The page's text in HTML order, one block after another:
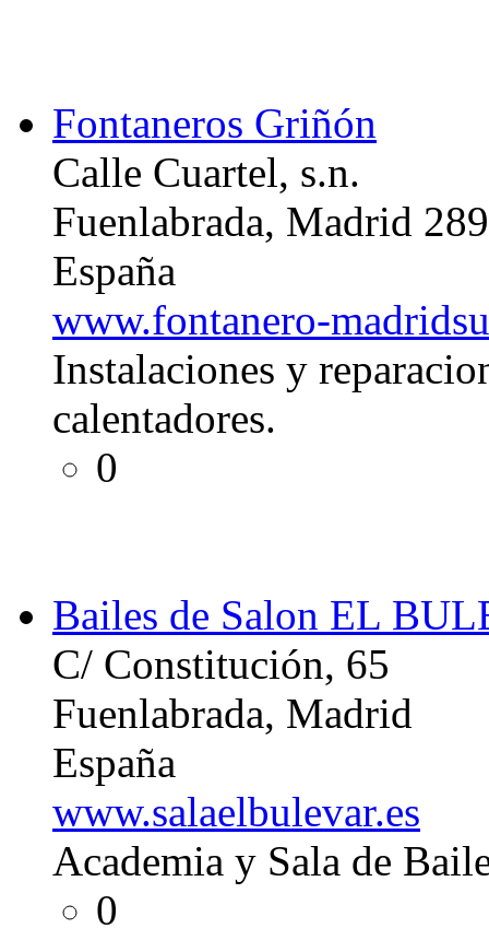
Fontaneros Griñón
Calle Cuartel, s.n.
Fuenlabrada, Madrid
España
www.fontanero-
Instalaciones y
calentadores.
0
Bailes de Salon EL
C/ Constitución, 65
Fuenlabrada, Madrid
España
www.salaelbulevar.es
Academia y Sala de
0